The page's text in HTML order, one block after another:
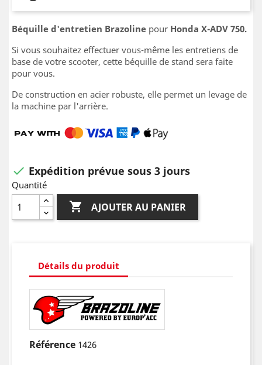
Béquille d'entretien Brazoline pour Honda X-ADV 750.
Si vous souhaitez effectuer vous-même les entretiens de
base de votre scooter, cette béquille de stand sera faite
pour vous.
De construction en acier robuste, elle permet un levage de
la machine par l'arrière.
 Expédition prévue sous 3 jours
Quantité
 AJOUTER AU PANIER
Détails du produit
Référence 1426